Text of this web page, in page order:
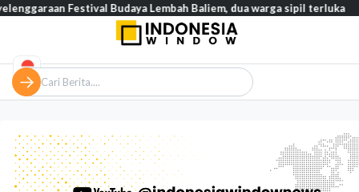
Festival Budaya Lembah Baliem, dua warga sipil terluka